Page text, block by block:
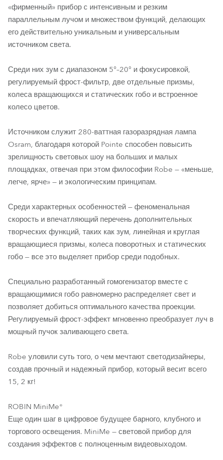
«фирменный» прибор с интенсивным и резким
параллельным лучом и множеством функций, делающих
его действительно уникальным и универсальным
источником света.
Среди них зум с диапазоном 5°–20° и фокусировкой,
регулируемый фрост-фильтр, две отдельные призмы,
колеса вращающихся и статических гобо и встроенное
колесо цветов.
Источником служит 280-ваттная газоразрядная лампа
Osram, благодаря которой Pointe способен повысить
зрелищность световых шоу на больших и малых
площадках, отвечая при этом философии Robe — «меньше,
легче, ярче» — и экологическим принципам.
Среди характерных особенностей — феноменальная
скорость и впечатляющий перечень дополнительных
творческих функций, таких как зум, линейная и круглая
вращающиеся призмы, колеса поворотных и статических
гобо — все это выделяет прибор среди подобных.
Специально разработанный гомогенизатор вместе с
вращающимися гобо равномерно распределяет свет и
позволяет добиться оптимального качества проекции.
Регулируемый фрост-эффект мгновенно преобразует луч в
мощный пучок заливающего света.
Robe уловили суть того, о чем мечтают светодизайнеры,
создав прочный и надежный прибор, который весит всего
15, 2 кг!
ROBIN MiniMe®
Еще один шаг в цифровое будущее барного, клубного и
торгового освещения. MiniMe — световой прибор для
создания эффектов с полноценным видеовыходом.